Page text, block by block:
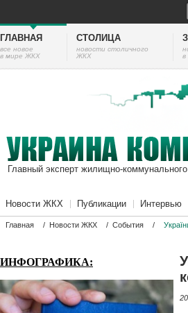
ГЛАВНАЯ
все новое
в мире ЖКХ
СТОЛИЦА
новости столичного
ЖКХ
в
Главный эксперт жилищно-
Новости ЖКХ Публикации Интервью
Главная / Новости ЖКХ / События /
ИНФОГРАФИКА: